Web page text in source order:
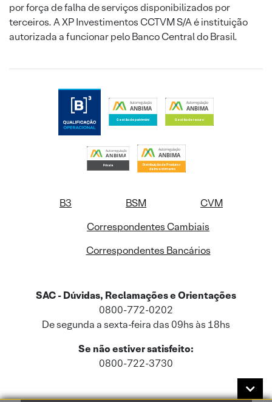
por força de falha de serviços disponibilizados por
terceiros. A XP Investimentos CCTVM S/A é instituição
autorizada a funcionar pelo Banco Central do Brasil.
B3 BSM
CVM
Correspondentes Cambiais
Correspondentes Bancários
SAC - Dúvidas, Reclamações e Orientações
0800-772-0202
De segunda a sexta-feira das 09hs às 18hs
Se não estiver satisfeito:
0800-722-3730